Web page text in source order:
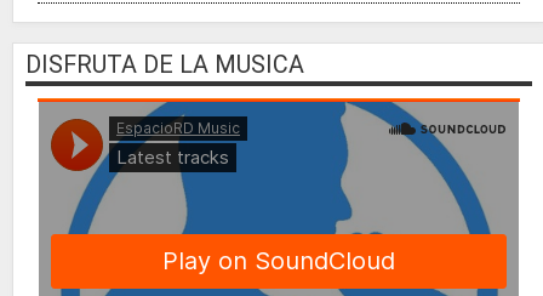
DISFRUTA DE LA MUSICA